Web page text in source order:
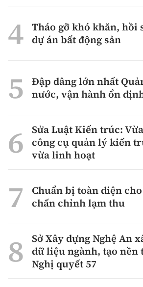
Tháo gỡ khó khăn, hồi
dự án bất động sản
Đập dâng lớn nhất
nước, vận hành ổn
Sửa Luật Kiến trúc:
công cụ quản lý kiến
vừa linh hoạt
Chuẩn bị toàn diện
chấn chỉnh lạm thu
Sở Xây dựng Nghệ An
dữ liệu ngành, tạo nền
Nghị quyết 57